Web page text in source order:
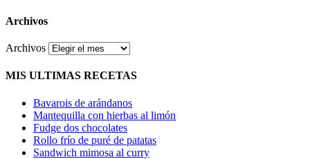
Archivos
Archivos
MIS ULTIMAS RECETAS
Bavarois de arándanos
Mantequilla con hierbas al limón
Fudge dos chocolates
Rollo frío de puré de patatas
Sandwich mimosa al curry